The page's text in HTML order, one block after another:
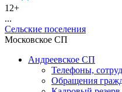
12+
...
Сельские поселения
Московское СП
Андреевское СП
Телефоны,
Обращения